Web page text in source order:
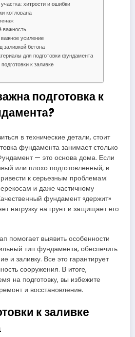
хитрости и ошибки
котлована
важность
усиление
заливкой бетона
для подготовки фундамента
к заливке
подготовка к
в технические детали, стоит
фундамента занимает столько
— это основа дома. Если
или плохо подготовленный, в
к серьезным проблемам:
и даже частичному
фундамент «держит»
нагрузку на грунт и защищает его
помогает выявить особенности
тип фундамента, обеспечить
и заливку. Все это гарантирует
сооружения. В итоге,
на подготовку, вы избежите
и восстановление.
к заливке